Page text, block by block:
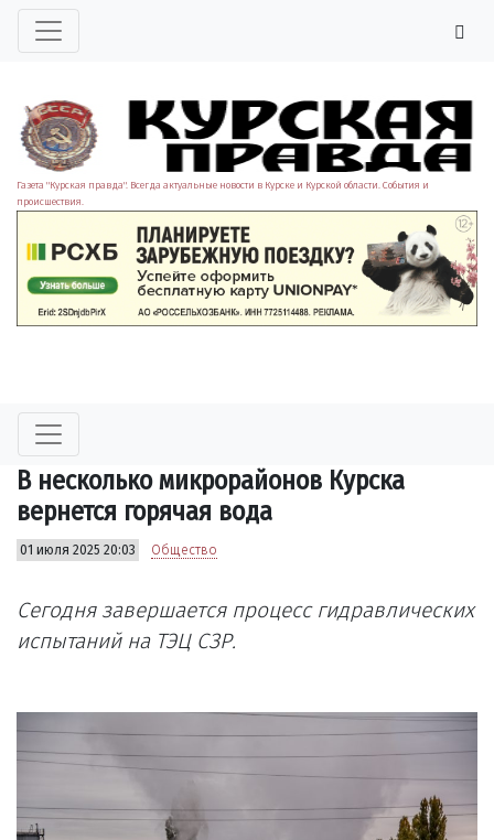
Газета "Курская правда". Всегда актуальные новости в Курске и Курской области. События и
происшествия.
В несколько микрорайонов Курска
вернется горячая вода
01 июля 2025 20:03 Общество
Сегодня завершается процесс гидравлических
испытаний на ТЭЦ СЗР.